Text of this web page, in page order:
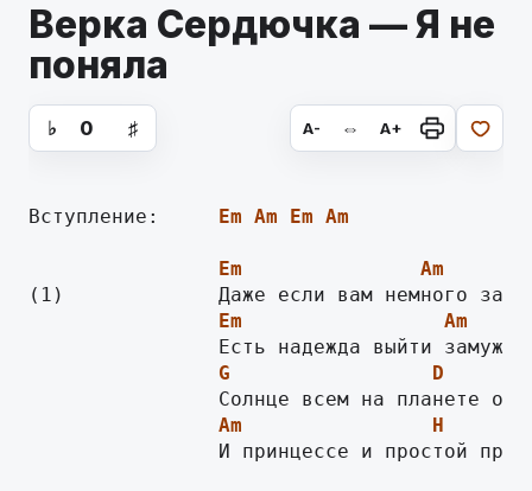
Верка Сердючка — Я не
поняла
аккорды для гитары, текст песни
♭ 0 ♯ A- ⇔ A+
Вступление: Em Am Em Am
Em Am
Em Am
G D
Am
H
И принцессе и простой